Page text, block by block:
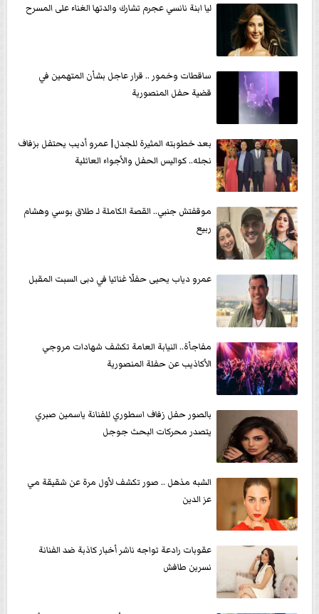
ليا ابنة نانسي عجرم تشارك والدتها الغناء على المسرح
ساقطات وخمور .. قرار عاجل بشأن المتهمين في
قضية حفل المنصورية
بعد خطوبته المثيرة للجدل| عمرو أديب يحتفل بزفاف
نجله.. كواليس الحفل والأجواء العائلية
موقفتش جنبي.. القصة الكاملة لـ طلاق بوسي وهشام
ربيع
عمرو دياب يحيى حفلًا غنائيا في دبى السبت المقبل
مفاجأة.. النيابة العامة تكشف شهادات مروجي
الأكاذيب عن حفلة المنصورية
بالصور حفل زفاف اسطوري للفنانة ياسمين صبري
يتصدر محركات البحث جوجل
الشبه مذهل .. صور تكشف لأول مرة عن شقيقة مي
عز الدين
عقوبات رادعة تواجه ناشر أخبار كاذبة ضد الفنانة
نسرين طافش